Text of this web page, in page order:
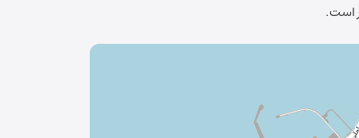
است.
در حال بارگذاری نقشه